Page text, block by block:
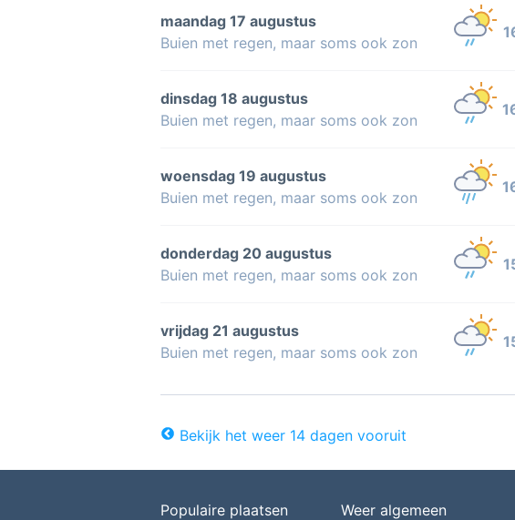
maandag 17 augustus
Buien met regen, maar soms ook zon
dinsdag 18 augustus
Buien met regen, maar soms ook zon
woensdag 19 augustus
Buien met regen, maar soms ook zon
donderdag 20 augustus
Buien met regen, maar soms ook zon
vrijdag 21 augustus
Buien met regen, maar soms ook zon
Bekijk het weer 14 dagen vooruit
Populaire plaatsen
Weer algemeen